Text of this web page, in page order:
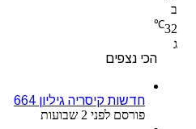
ב
32
℃
ג
הכי נצפים
חדשות קיסריה גיליון 664
פורסם לפני 2 שבועות